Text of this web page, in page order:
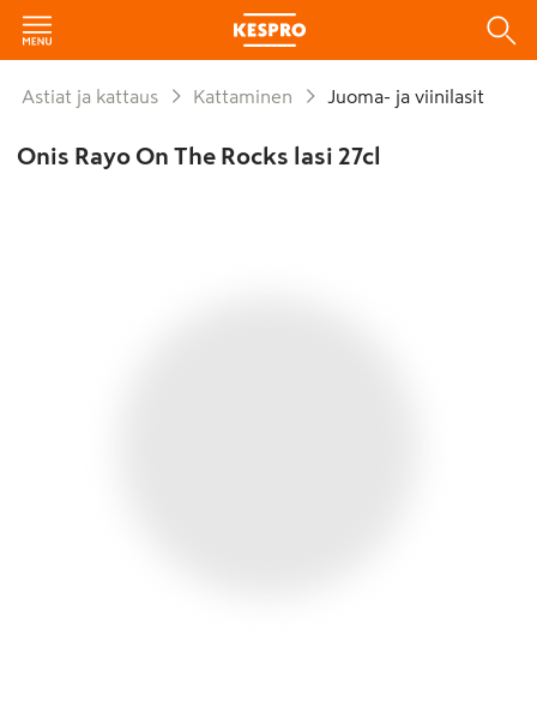
Astiat ja kattaus Kattaminen Juoma- ja viinilasit
Onis Rayo On The Rocks lasi 27cl